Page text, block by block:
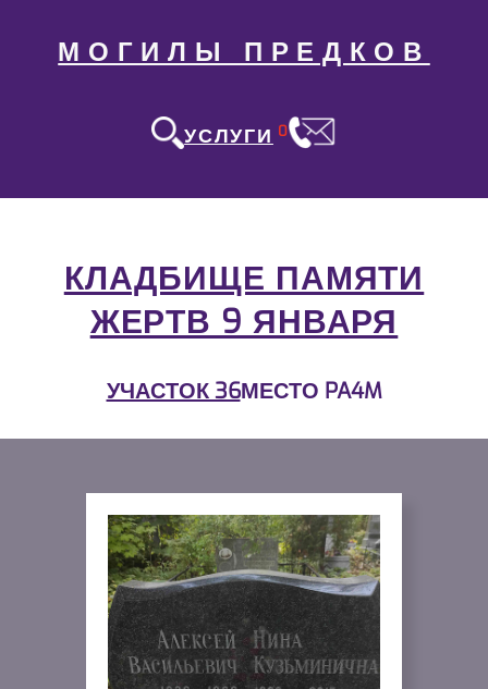
МОГИЛЫ ПРЕДКОВ
УСЛУГИ 0
КЛАДБИЩЕ ПАМЯТИ
ЖЕРТВ 9 ЯНВАРЯ
УЧАСТОК 36МЕСТО PA4M